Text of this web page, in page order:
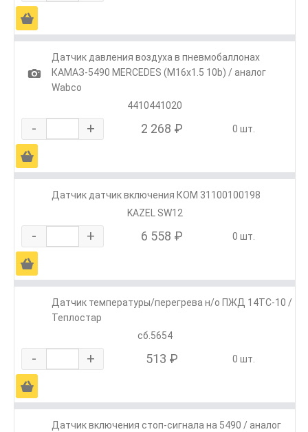
Ä
1
Датчик давления воздуха в пневмобаллонах
КАМАЗ-5490 MERCEDES (M16х1.5 10b) / аналог
Wabco
4410441020
- + 2 268 ₽ 0 шт.
Ä
Датчик датчик включения КОМ 31100100198
KAZEL SW12
- + 6 558 ₽ 0 шт.
Ä
Датчик температуры/перегрева н/о ПЖД 14ТС-10 /
Теплостар
сб.5654
- + 513 ₽ 0 шт.
Ä
Датчик включения стоп-сигнала на 5490 / аналог